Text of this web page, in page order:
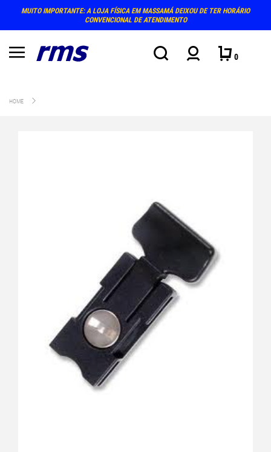
MUITO IMPORTANTE: A LOJA FÍSICA EM MASSAMÁ DEIXOU DE TER HORÁRIO
CONVENCIONAL DE ATENDIMENTO
0
HOME